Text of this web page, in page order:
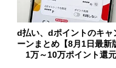
d払い、dポイントのキャ
ーンまとめ【8月1日最新
1万～10万ポイント還